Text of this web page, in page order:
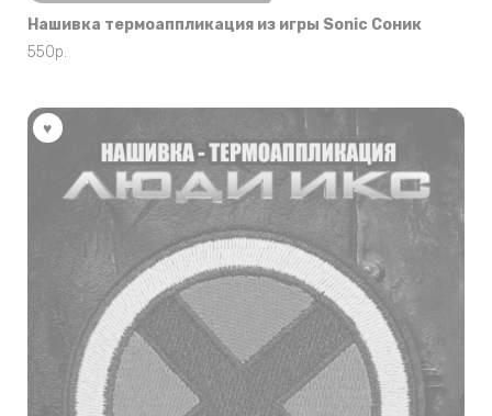
Нашивка термоаппликация из игры Sonic Соник
550р.